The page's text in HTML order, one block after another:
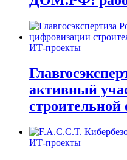
ИТ-проекты
активный
строительной
ИТ-проекты